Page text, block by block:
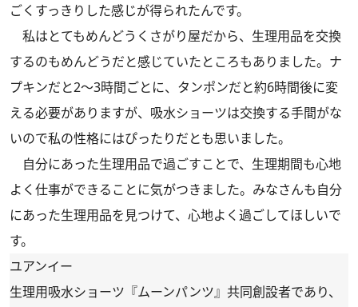
ごくすっきりした感じが得られたんです。
私はとてもめんどうくさがり屋だから、生理用品を交換
するのもめんどうだと感じていたところもありました。ナ
プキンだと2～3時間ごとに、タンポンだと約6時間後に変
える必要がありますが、吸水ショーツは交換する手間がな
いので私の性格にはぴったりだとも思いました。
自分にあった生理用品で過ごすことで、生理期間も心地
よく仕事ができることに気がつきました。みなさんも自分
にあった生理用品を見つけて、心地よく過ごしてほしいで
す。
ユアンイー
生理用吸水ショーツ『ムーンパンツ』共同創設者であり、